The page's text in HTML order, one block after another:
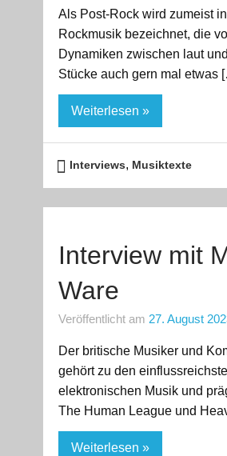
Als Post-Rock wird zumeist
Rockmusik bezeichnet, die
Dynamiken zwischen laut
Stücke auch gern mal etwas
Weiterlesen »
Interviews, Musiktexte
Interview mit
Ware
Veröffentlicht am 27. August
Der britische Musiker und
gehört zu den
elektronischen Musik und
The Human League und
Weiterlesen »